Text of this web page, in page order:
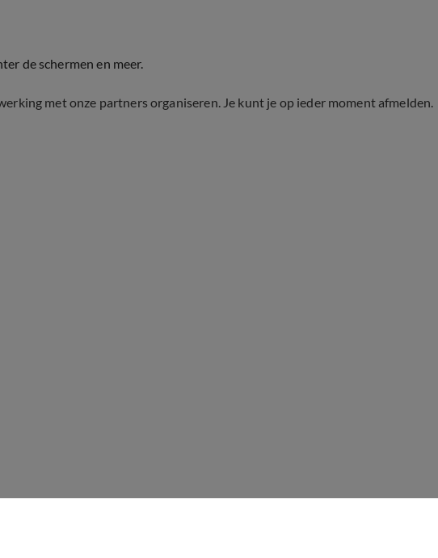
de schermen en meer.
met onze partners organiseren. Je kunt je op ieder moment afmelden.